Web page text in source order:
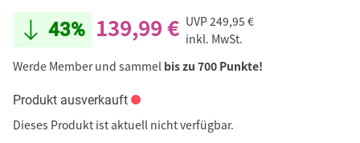
43% 139,99 € UVP249,95 €
inkl. MwSt.
Werde Member und sammel bis zu 700 Punkte!
Produkt ausverkauft
Dieses Produkt ist aktuell nicht verfügbar.